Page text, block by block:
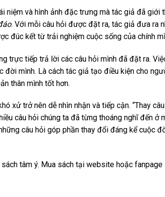
niệm và hình ảnh đặc trưng mà tác giả đã giới
. Với mỗi câu hỏi được đặt ra, tác giả đưa ra
đúc kết từ trải nghiệm cuộc sống của chính
trực tiếp trả lời các câu hỏi mình đã đặt ra.
đời mình. Là cách tác giả tạo điều kiện cho
thân mình tốt hơn.
xử trở nên dễ nhìn nhận và tiếp cận. “Thay
câu hỏi chúng ta đã từng thoáng nghĩ đến ở
câu hỏi góp phần thay đổi đáng kể cuộc
tâm ý. Mua sách tại website hoặc fanpage